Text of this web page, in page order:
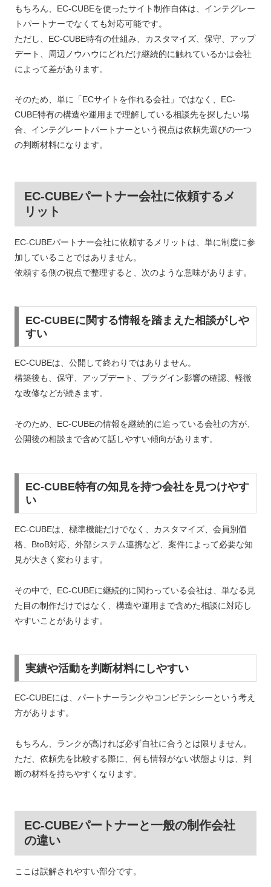
もちろん、EC-CUBEを使ったサイト制作自体は、インテグレー
トパートナーでなくても対応可能です。
ただし、EC-CUBE特有の仕組み、カスタマイズ、保守、アップ
デート、周辺ノウハウにどれだけ継続的に触れているかは会社
によって差があります。
そのため、単に「ECサイトを作れる会社」ではなく、EC-
CUBE特有の構造や運用まで理解している相談先を探したい場
合、インテグレートパートナーという視点は依頼先選びの一つ
の判断材料になります。
EC-CUBEパートナー会社に依頼するメ
リット
EC-CUBEパートナー会社に依頼するメリットは、単に制度に参
加していることではありません。
依頼する側の視点で整理すると、次のような意味があります。
EC-CUBEに関する情報を踏まえた相談がしや
すい
EC-CUBEは、公開して終わりではありません。
構築後も、保守、アップデート、プラグイン影響の確認、軽微
な改修などが続きます。
そのため、EC-CUBEの情報を継続的に追っている会社の方が、
公開後の相談まで含めて話しやすい傾向があります。
EC-CUBE特有の知見を持つ会社を見つけやす
い
EC-CUBEは、標準機能だけでなく、カスタマイズ、会員別価
格、BtoB対応、外部システム連携など、案件によって必要な知
見が大きく変わります。
その中で、EC-CUBEに継続的に関わっている会社は、単なる見
た目の制作だけではなく、構造や運用まで含めた相談に対応し
やすいことがあります。
実績や活動を判断材料にしやすい
EC-CUBEには、パートナーランクやコンピテンシーという考え
方があります。
もちろん、ランクが高ければ必ず自社に合うとは限りません。
ただ、依頼先を比較する際に、何も情報がない状態よりは、判
断の材料を持ちやすくなります。
EC-CUBEパートナーと一般の制作会社
の違い
ここは誤解されやすい部分です。